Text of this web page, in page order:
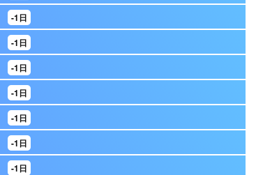
-1日
-1日
-1日
-1日
-1日
-1日
-1日